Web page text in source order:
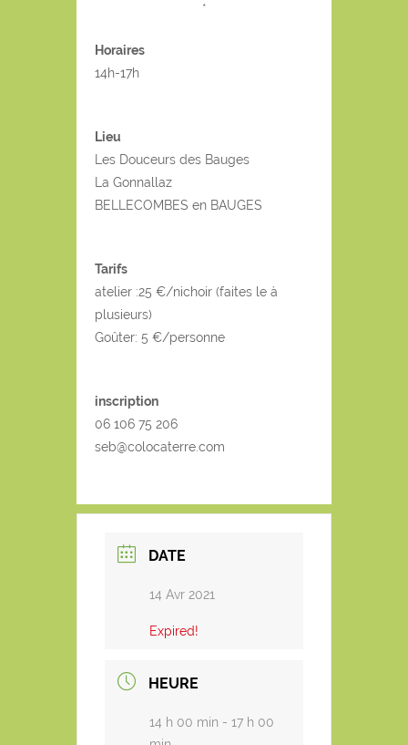
*
Horaires
14h-17h
Lieu
Les Douceurs des Bauges
La Gonnallaz
BELLECOMBES en BAUGES
Tarifs
atelier :25 €/nichoir (faites le à
plusieurs)
Goûter: 5 €/personne
inscription
06 106 75 206
seb@colocaterre.com
DATE
14 Avr 2021
Expired!
HEURE
14 h 00 min - 17 h 00